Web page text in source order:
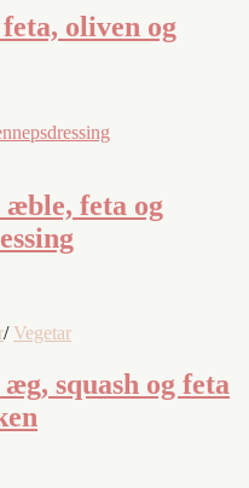
oliven og
æble, feta og
/ Vegetar
squash og feta